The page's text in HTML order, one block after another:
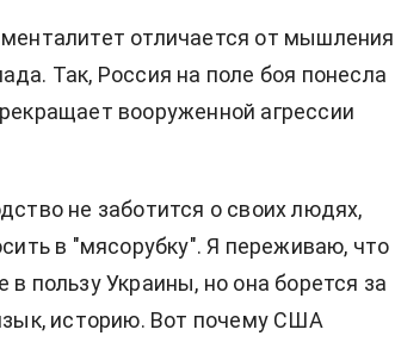
отличается от мышления
Так, Россия на поле боя понесла
вооруженной агрессии
не заботится о своих людях,
в "мясорубку". Я переживаю, что
пользу Украины, но она борется за
историю. Вот почему США